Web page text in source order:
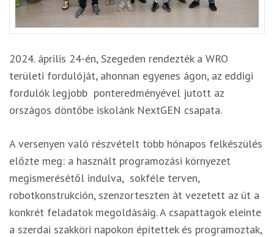
2024. április 24-én, Szegeden rendezték a WRO
területi fordulóját, ahonnan egyenes ágon, az eddigi
fordulók legjobb ponteredményével jutott az
országos döntőbe iskolánk NextGEN csapata.
A versenyen való részvételt több hónapos felkészülés
előzte meg: a használt programozási környezet
megismerésétől indulva, sokféle terven,
robotkonstrukción, szenzorteszten át vezetett az út a
konkrét feladatok megoldásáig. A csapattagok eleinte
a szerdai szakköri napokon építettek és programoztak,